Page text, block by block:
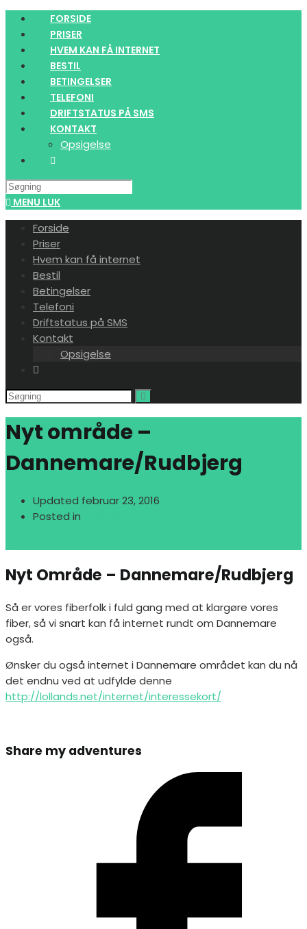
Skip
content
FORSIDE
PRISER
HVEM KAN FÅ INTERNET
BESTIL
BETINGELSER
TELEFONI
DRIFTSTATUS PÅ SMS
KONTAKT
Opsigelse
Search
this
website
MENU LUK
Forside
Priser
Hvem kan få internet
Bestil
Betingelser
Telefoni
Driftstatus på SMS
Kontakt
Opsigelse
Nyt område –
Dannemare/Rudbjerg
Updated februar 23, 2016
Posted in
Nyt Område – Dannemare/Rudbjerg
Så er vores fiberfolk i fuld gang med at klargøre vores
fiber, så vi snart kan få internet rundt om Dannemare
også.
Ønsker du også internet i Dannemare området kan du nå
det endnu ved at udfylde denne
http://lollands.net/internet/interessekort/
Share my adventures
content